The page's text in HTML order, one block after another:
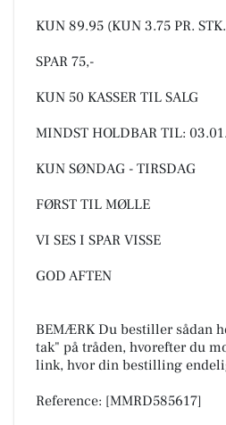
KUN 89.95 (KUN 3.75 PR.
SPAR 75,-
KUN 50 KASSER TIL SALG
MINDST HOLDBAR TIL:
KUN SØNDAG - TIRSDAG
FØRST TIL MØLLE
VI SES I SPAR VISSE
GOD AFTEN
BEMÆRK Du bestiller sådan
tak" på tråden, hvorefter du
link, hvor din bestilling
Reference: [MMRD585617]